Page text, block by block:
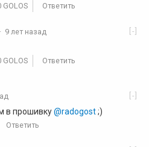
GOLOS Ответить
[-]
· 9 лет назад
GOLOS Ответить
[-]
в прошивку@radogost;)
Ответить